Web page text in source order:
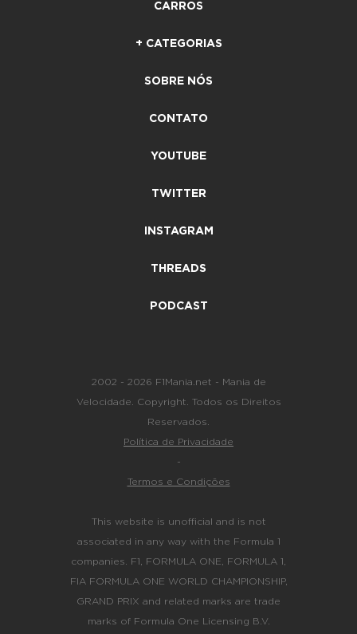
CARROS
+ CATEGORIAS
SOBRE NÓS
CONTATO
YOUTUBE
TWITTER
INSTAGRAM
THREADS
PODCAST
2002 - 2026 F1Mania.net - Mania de
Velocidade. Copyright. Todos os Direitos
Reservados.
Política de Privacidade
-
Termos e Condições
This website is unofficial and is not
associated in any way with the Formula 1
companies. F1, FORMULA ONE, FORMULA 1,
FIA FORMULA ONE WORLD CHAMPIONSHIP,
GRAND PRIX and related marks are trade
marks of Formula One Licensing B.V.